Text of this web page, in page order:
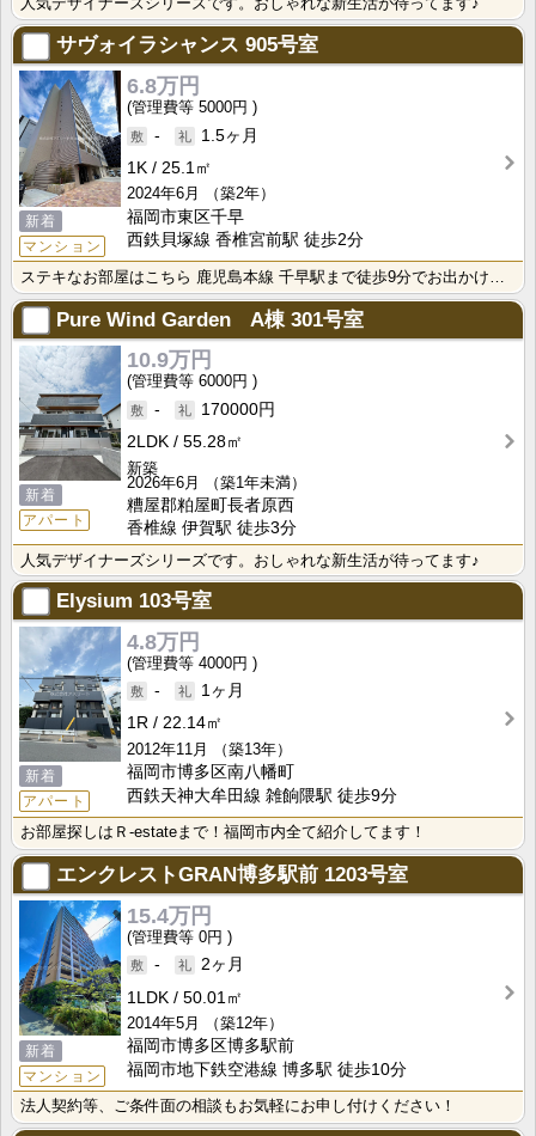
サヴォイラシャンス 905号室
新着
マンション
6.8万円
5000円
-
1.5ヶ月
1K
25.1㎡
2024年6月
（築2年）
福岡市東区千早
西鉄貝塚線 香椎宮前駅 徒歩2分
Pure Wind Garden A棟 301号室
新着
アパート
10.9万円
6000円
-
170000円
2LDK
55.28㎡
新築
2026年6月
（築1年未満）
糟屋郡粕屋町長者原西
香椎線 伊賀駅 徒歩3分
人気デザイナーズシリーズです。おしゃれな新生活が待ってます♪
Elysium 103号室
新着
アパート
4.8万円
4000円
-
1ヶ月
1R
22.14㎡
2012年11月
（築13年）
福岡市博多区南八幡町
西鉄天神大牟田線 雑餉隈駅 徒歩9分
お部屋探しはＲ-estateまで！福岡市内全て紹介してます！
エンクレストGRAN博多駅前 1203号室
新着
マンション
15.4万円
0円
-
2ヶ月
1LDK
50.01㎡
2014年5月
（築12年）
福岡市博多区博多駅前
福岡市地下鉄空港線 博多駅 徒歩10分
法人契約等、ご条件面の相談もお気軽にお申し付けください！